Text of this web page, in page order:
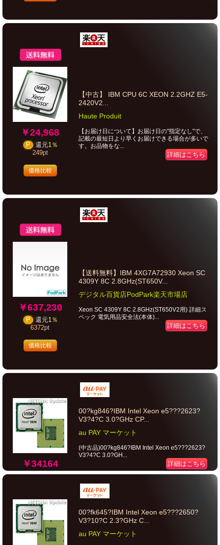
￥24,968
P 還元1％
249pt
価格比較
【中古】 IBM CPU 6C XEON 2.2GHZ E5-
2420V2...
Haute Produit
【お届け日について】お届け日の"指定なし"で、
記載の最短日より早くお届けできる場合が多いで
す。お品物をな...
詳細はこちら
￥637,230
P 還元1％
6372pt
価格比較
【送料無料】IBM 4XG7A72930 Xeon SC
4309Y 8C 2.8GHz(ST650V...
デジタル百貨店PodPark楽天市場店
Xeon SC 4309Y 8C 2.8GHz(ST650V2用) 詳細ス
ペック 電気用品安全法(本体)...
詳細はこちら
￥34164
00?kg846?IBM Intel Xeon e5???2623?
V3?4?C 3.0?GHz CP...
au PAY マーケット
(中古品)00?kg846?IBM Intel Xeon e5???2623?
V3?4?C 3.0?GH...
詳細はこちら
00?fk645?IBM Intel Xeon e5???2650?
V3?10?C 2.3?GHz C...
au PAY マーケット